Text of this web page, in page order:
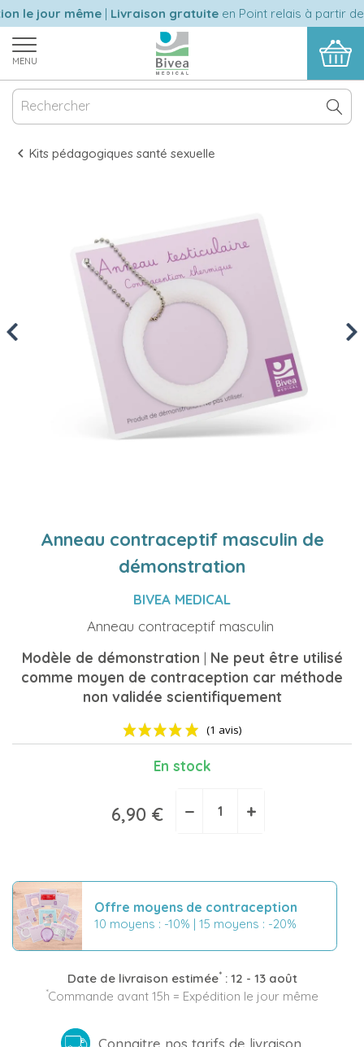
le jour même|Livraison gratuiteen Point relais à partir de
MENU
Kits pédagogiques santé sexuelle
Previous
Anneau contraceptif masculin de
démonstration
BIVEA MEDICAL
Anneau contraceptif masculin
Modèle de démonstration | Ne peut être utilisé
comme moyen de contraception car méthode
non validée scientifiquement
En stock
6,90 € − +
Offre moyens de contraception
10 moyens : -10% | 15 moyens : -20%
Date de livraison estimée*: 12 - 13 août
*Commande avant 15h = Expédition le jour même
Connaitre nos tarifs de livraison